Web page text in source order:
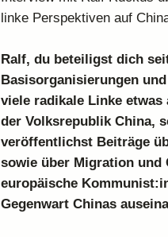
linke Perspektiven auf
Ralf, du beteiligst dich
Basisorganisierungen
viele radikale Linke
der Volksrepublik China,
veröffentlichst Beiträge
sowie über Migration und
europäische
Gegenwart Chinas